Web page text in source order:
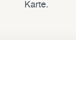
Karte.